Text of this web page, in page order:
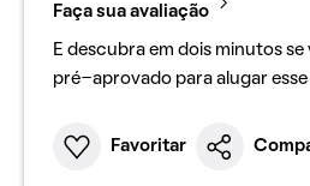
Faça sua avaliação
E descubra em dois minutos se
pré-aprovado para alugar esse
Favoritar